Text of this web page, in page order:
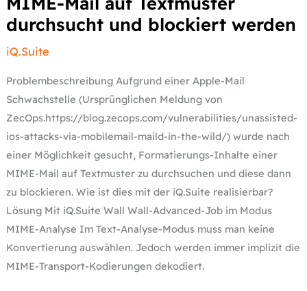
durchsucht und blockiert werden
iQ.Suite
Problembeschreibung Aufgrund einer Apple-Mail
Schwachstelle (Ursprünglichen Meldung von
ZecOps.https://blog.zecops.com/vulnerabilities/unassisted-
ios-attacks-via-mobilemail-maild-in-the-wild/) wurde nach
einer Möglichkeit gesucht, Formatierungs-Inhalte einer
MIME-Mail auf Textmuster zu durchsuchen und diese dann
zu blockieren. Wie ist dies mit der iQ.Suite realisierbar?
Lösung Mit iQ.Suite Wall Wall-Advanced-Job im Modus
MIME-Analyse Im Text-Analyse-Modus muss man keine
Konvertierung auswählen. Jedoch werden immer implizit die
MIME-Transport-Kodierungen dekodiert.
einer
MIME-
Mail
Textmuster
durchsucht
blockiert
werden